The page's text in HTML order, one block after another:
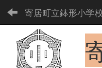
寄居町立鉢形小学